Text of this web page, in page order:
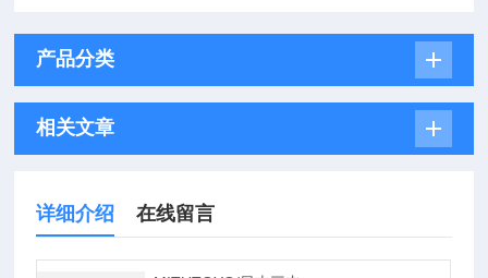
产品分类
相关文章
详细介绍 在线留言